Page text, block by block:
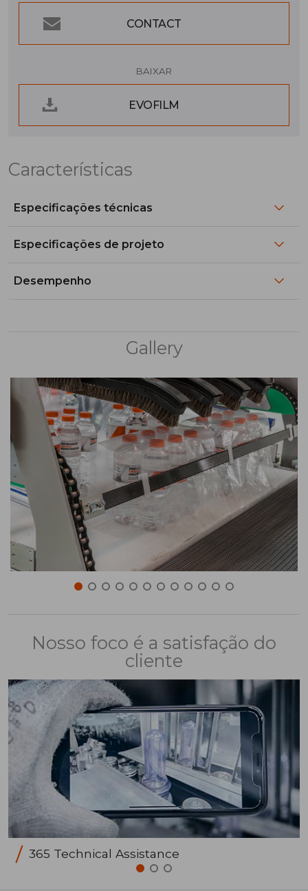
CONTACT
BAIXAR
EVOFILM
Características
Especificações técnicas
Especificações de projeto
Desempenho
Gallery
Nosso foco é a satisfação do
cliente
365 Technical Assistance